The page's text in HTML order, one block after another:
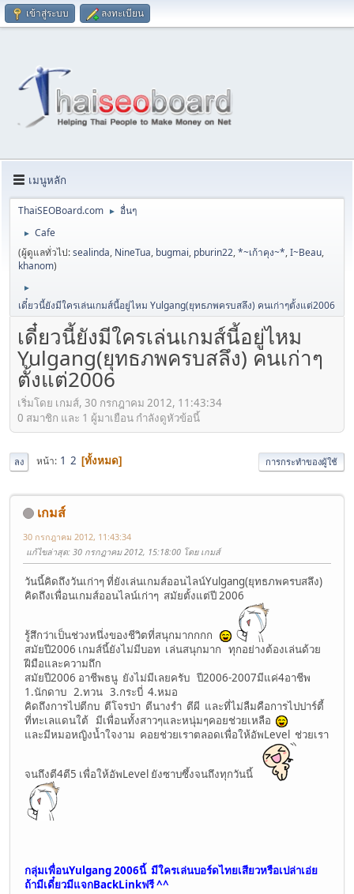
เข้าสู่ระบบ ลงทะเบียน
เมนูหลัก
ThaiSEOBoard.com ► อื่นๆ
►
Cafe
(ผู้ดูแลทั่วไป:sealinda, NineTua, bugmai, pburin22,*~เก้าคุง~*,I~Beau,
khanom)
►
เดี๋ยวนี้ยังมีใครเล่นเกมส์นี้อยู่ไหม Yulgang(ยุทธภพครบสลึง) คนเก่าๆตั้งแต่2006
เดี๋ยวนี้ยังมีใครเล่นเกมส์นี้อยู่ไหม
Yulgang(ยุทธภพครบสลึง) คนเก่าๆ
ตั้งแต่2006
เริ่มโดย เกมส์, 30 กรกฎาคม 2012, 11:43:34
0 สมาชิก และ 1 ผู้มาเยือน กำลังดูหัวข้อนี้
ลง หน้า 1 2 ทั้งหมด การกระทำของผู้ใช้
เกมส์
30 กรกฎาคม 2012, 11:43:34
แก้ไขล่าสุด: 30 กรกฎาคม 2012, 15:18:00 โดย เกมส์
วันนี้คิดถึงวันเก่าๆ ที่ยังเล่นเกมส์ออนไลน์Yulgang(ยุทธภพครบสลึง)
คิดถึงเพื่อนเกมส์ออนไลน์เก่าๆ สมัยตั้งแต่ปี 2006
รู้สึกว่าเป็นช่วงหนึ่งของชีวิตที่สนุกมากกกก
สมัยปี2006 เกมส์นี้ยังไม่มีบอท เล่นสนุกมาก ทุกอย่างต้องเล่นด้วย
ฝีมือและความถึก
สมัยปี2006 อาชีพธนู ยังไม่มีเลยครับ ปี2006-2007มีแค่4อาชีพ
1.นักดาบ 2.ทวน 3.กระบี่ 4.หมอ
คิดถึงการไปตีกบ ตีโจรป่า ตีนางรำ ตีผี และที่ไม่ลืมคือการไปปาร์ตี้
ที่ทะเลแดนใต้ มีเพื่อนทั้งสาวๆและหนุ่มๆคอยช่วยเหลือ
และมีหมอหญิงน้ำใจงาม คอยช่วยเราตลอดเพื่อให้อัพLevel ช่วยเรา
จนถึงตี4ตี5 เพื่อให้อัพLevel ยังซาบซึ้งจนถึงทุกวันนี้
กลุ่มเพื่อนYulgang 2006นี้ มีใครเล่นบอร์ดไทยเสียวหรือเปล่าเอ่ย
ถ้ามีเดี๋ยวมีแจกBackLinkฟรี ^^